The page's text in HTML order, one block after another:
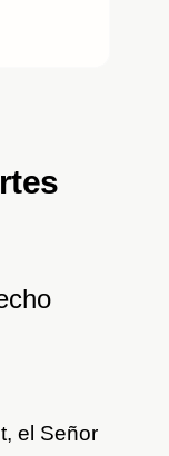
el Señor